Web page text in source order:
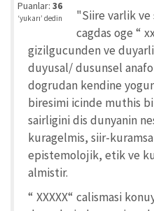
iyi
değil!
Puanlar: 36
‘yukarı’ dedin
"Siire varlik
cagdas oge “
gizilgucunden ve
duyusal/ dusunsel
dogrudan kendine
biresimi icinde muthis
sairligini dis dunyanin
kuragelmis, siir-
epistemolojik, etik ve
almistir.
“ XXXXX“ calismasi